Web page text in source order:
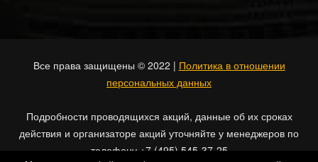
Все права защищены © 2022 | Политика в отношении
персональных данных
Подробности проводящихся акций, данные об их сроках
действия и организаторе акций уточняйте у менеджеров по
телефону +7 (495) 545-37-25